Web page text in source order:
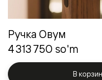
Ручка Овум
4 313 750 so'm
В